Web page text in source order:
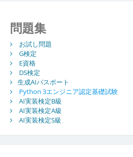
問題集
お試し問題
G検定
E資格
DS検定
生成AIパスポート
Python 3エンジニア認定基礎試験
AI実装検定B級
AI実装検定A級
AI実装検定S級